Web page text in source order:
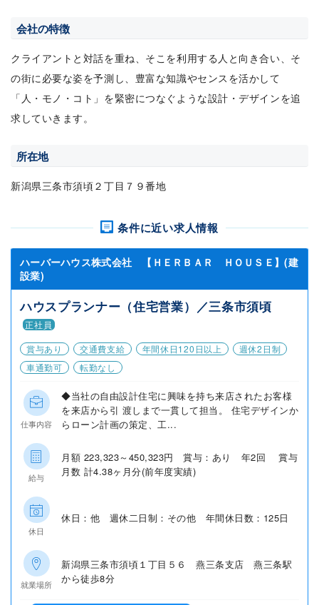
会社の特徴
クライアントと対話を重ね、そこを利用する人と向き合い、そ
の街に必要な姿を予測し、豊富な知識やセンスを活かして
「人・モノ・コト」を緊密につなぐような設計・デザインを追
求していきます。
所在地
新潟県三条市須頃２丁目７９番地
条件に近い求人情報
ハーバーハウス株式会社 【ＨＥＲＢＡＲ ＨＯＵＳＥ】(建
設業)
ハウスプランナー（住宅営業）／三条市須頃
正社員
賞与あり
交通費支給 年間休日120日以上
週休2日制
車通勤可
転勤なし
仕事内容
◆当社の自由設計住宅に興味を持ち来店されたお客様
を来店から引 渡しまで一貫して担当。 住宅デザインか
らローン計画の策定、工...
給与
月額 223,323～450,323円 賞与：あり 年2回 賞与
月数 計4.38ヶ月分(前年度実績)
休日
休日：他 週休二日制：その他 年間休日数：125日
就業場所
新潟県三条市須頃１丁目５６ 燕三条支店 燕三条駅
から徒歩8分